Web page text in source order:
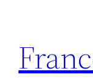
contenu